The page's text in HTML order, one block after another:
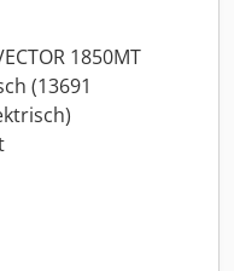
1850MT
(13691